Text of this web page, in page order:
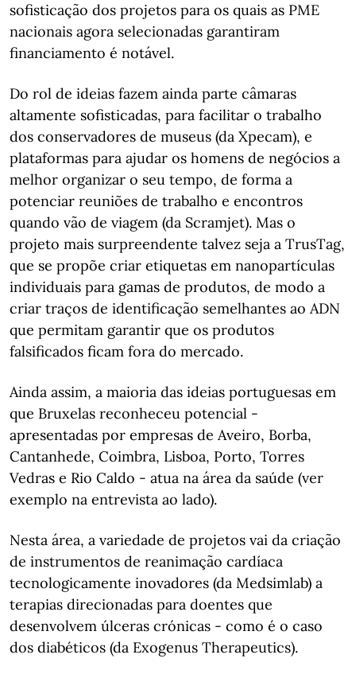
sofisticação dos projetos para os quais as PME
nacionais agora selecionadas garantiram
financiamento é notável.
Do rol de ideias fazem ainda parte câmaras
altamente sofisticadas, para facilitar o trabalho
dos conservadores de museus (da Xpecam), e
plataformas para ajudar os homens de negócios a
melhor organizar o seu tempo, de forma a
potenciar reuniões de trabalho e encontros
quando vão de viagem (da Scramjet). Mas o
projeto mais surpreendente talvez seja a TrusTag,
que se propõe criar etiquetas em nanopartículas
individuais para gamas de produtos, de modo a
criar traços de identificação semelhantes ao ADN
que permitam garantir que os produtos
falsificados ficam fora do mercado.
Ainda assim, a maioria das ideias portuguesas em
que Bruxelas reconheceu potencial -
apresentadas por empresas de Aveiro, Borba,
Cantanhede, Coimbra, Lisboa, Porto, Torres
Vedras e Rio Caldo - atua na área da saúde (ver
exemplo na entrevista ao lado).
Nesta área, a variedade de projetos vai da criação
de instrumentos de reanimação cardíaca
tecnologicamente inovadores (da Medsimlab) a
terapias direcionadas para doentes que
desenvolvem úlceras crónicas - como é o caso
dos diabéticos (da Exogenus Therapeutics).